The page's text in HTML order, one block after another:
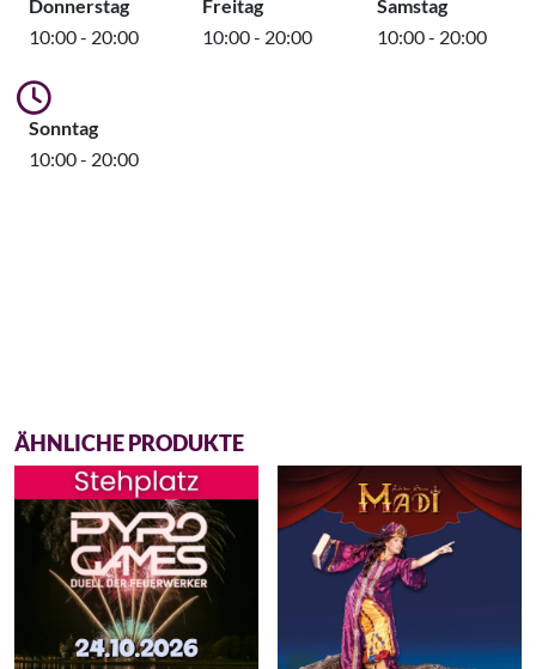
Donnerstag
10:00 - 20:00
Freitag
10:00 - 20:00
Samstag
10:00 - 20:00
Sonntag
10:00 - 20:00
ÄHNLICHE PRODUKTE